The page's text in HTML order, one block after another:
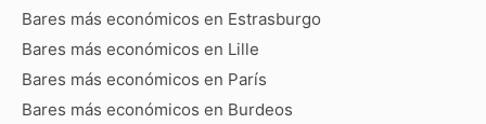
Bares más económicos en Estrasburgo
Bares más económicos en Lille
Bares más económicos en París
Bares más económicos en Burdeos